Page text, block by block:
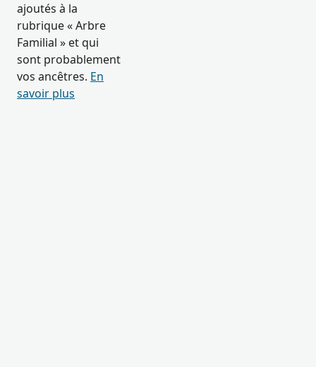
ajoutés à la
rubrique « Arbre
Familial » et qui
sont probablement
vos ancêtres. En
savoir plus